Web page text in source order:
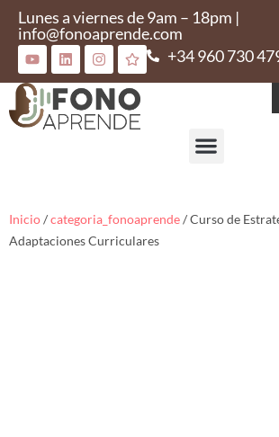
Lunes a viernes de 9am – 18pm |
info@fonoaprende.com
+34 960 730
Inicio/categoria_fonoaprende/ Curso de
Adaptaciones Curriculares